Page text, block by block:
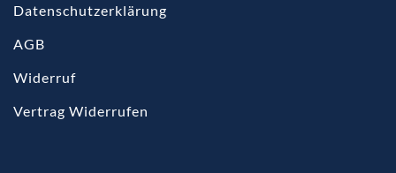
Datenschutzerklärung
AGB
Widerruf
Vertrag Widerrufen